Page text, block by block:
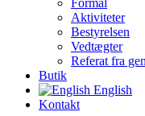
Formål
Aktiviteter
Bestyrelsen
Vedtægter
Referat fra
Butik
English
Kontakt